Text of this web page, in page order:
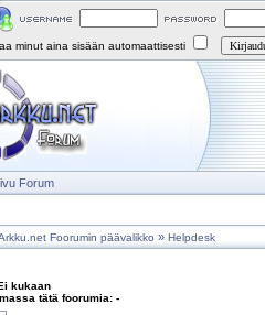
minut aina sisään automaattisesti
Forum
Foorumin päävalikko » Helpdesk
kukaan
tätä foorumia: -